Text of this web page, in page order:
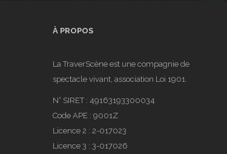
air »
Recherche Création
À PROPOS
La TraverScène est une compagnie de
spectacle vivant, association Loi 1901.
N° SIRET : 49163193300034
Code APE : 9001Z
Licence 2 : 2-017023
Licence 3 : 3-017026